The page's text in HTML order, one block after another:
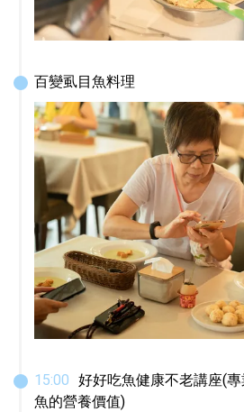
百變虱目魚料理
15:00 好好吃魚健康不老講座(
魚的營養價值)